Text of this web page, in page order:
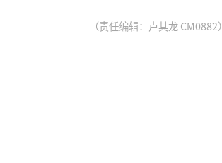
（责任编辑：卢其龙 CM0882）